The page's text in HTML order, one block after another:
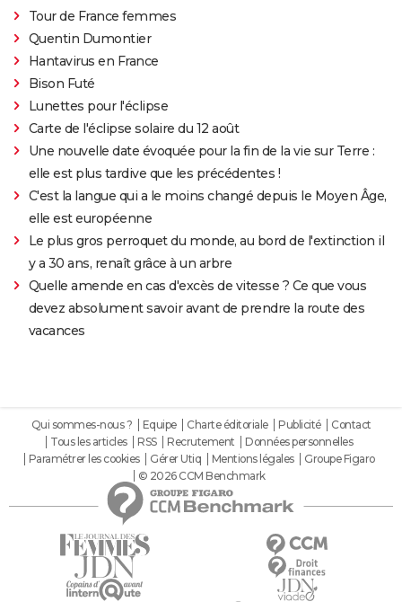
Tour de France femmes
Quentin Dumontier
Hantavirus en France
Bison Futé
Lunettes pour l'éclipse
Carte de l'éclipse solaire du 12 août
Une nouvelle date évoquée pour la fin de la vie sur Terre :
elle est plus tardive que les précédentes !
C'est la langue qui a le moins changé depuis le Moyen Âge,
elle est européenne
Le plus gros perroquet du monde, au bord de l'extinction il
y a 30 ans, renaît grâce à un arbre
Quelle amende en cas d'excès de vitesse ? Ce que vous
devez absolument savoir avant de prendre la route des
vacances
Qui sommes-nous ? Equipe Charte éditoriale Publicité
Contact
Tous les articles
RSS Recrutement
Données personnelles
Paramétrer les cookies
Gérer Utiq Mentions légales
Groupe Figaro
© 2026 CCM Benchmark